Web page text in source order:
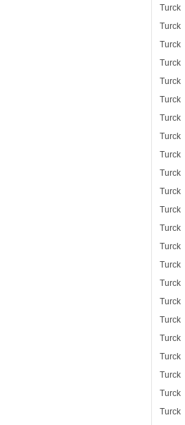
Turck
Turck
Turck
Turck
Turck
Turck
Turck
Turck
Turck
Turck
Turck
Turck
Turck
Turck
Turck
Turck
Turck
Turck
Turck
Turck
Turck
Turck
Turck